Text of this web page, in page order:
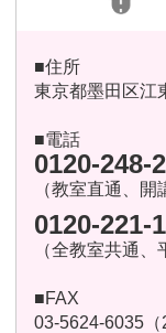
■住所
東京都墨田区江
■電話
0120-248-
（教室直通、開
0120-221-
（全教室共通、
■FAX
03-5624-6035（